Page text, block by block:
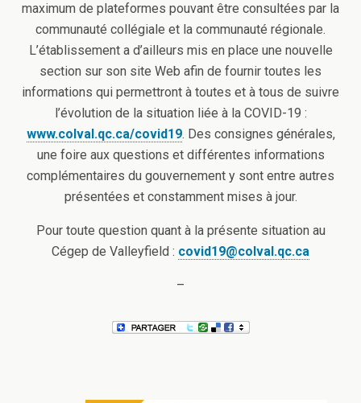
maximum de plateformes pouvant être consultées par la
communauté collégiale et la communauté régionale.
L’établissement a d’ailleurs mis en place une nouvelle
section sur son site Web afin de fournir toutes les
informations qui permettront à toutes et à tous de suivre
l’évolution de la situation liée à la COVID-19 :
www.colval.qc.ca/covid19. Des consignes générales,
une foire aux questions et différentes informations
complémentaires du gouvernement y sont entre autres
présentées et constamment mises à jour.
Pour toute question quant à la présente situation au
Cégep de Valleyfield : covid19@colval.qc.ca
–